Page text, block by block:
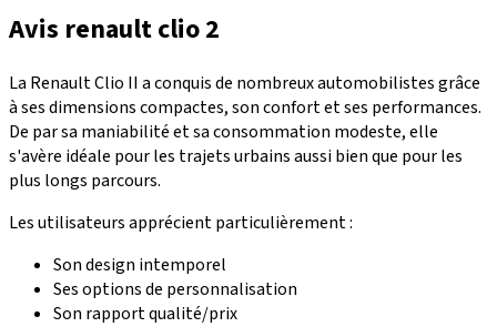
Avis renault clio 2
La Renault Clio II a conquis de nombreux automobilistes grâce
à ses dimensions compactes, son confort et ses performances.
De par sa maniabilité et sa consommation modeste, elle
s'avère idéale pour les trajets urbains aussi bien que pour les
plus longs parcours.
Les utilisateurs apprécient particulièrement :
Son design intemporel
Ses options de personnalisation
Son rapport qualité/prix